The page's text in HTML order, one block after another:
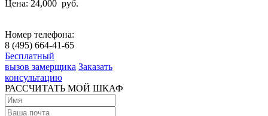
Цена: 24,000 руб.
Номер телефона:
8 (495) 664-41-65
Бесплатный
вызов замерщика Заказать
консультацию
РАССЧИТАТЬ МОЙ ШКАФ